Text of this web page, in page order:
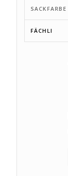
SACKFARBE
FÄCHLI